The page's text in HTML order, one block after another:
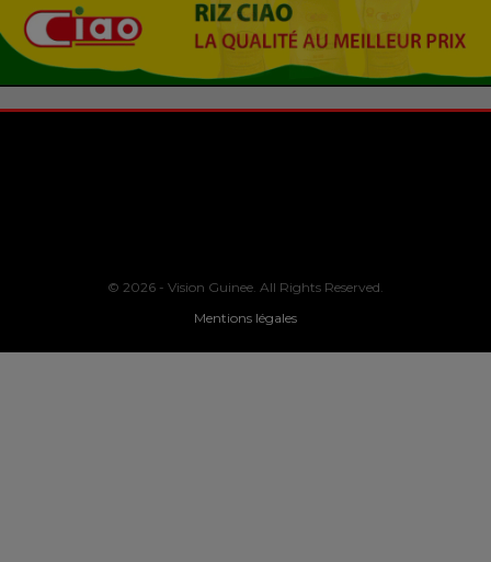
© 2026 - Vision Guinee. All Rights Reserved.
Mentions légales